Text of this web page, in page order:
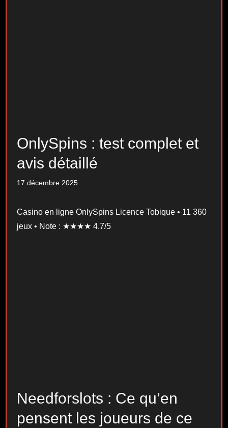
OnlySpins : test complet et
avis détaillé
17 décembre 2025
Casino en ligne OnlySpins Licence Tobique • 11 360
jeux • Note : ★★★★ 4.7/5
Needforslots : Ce qu’en
pensent les joueurs de ce